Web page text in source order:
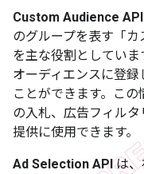
Custom Audience API
のグループを表す「
を主な役割としてい
オーディエンスに登
ことができます。こ
の入札、広告フィル
提供に使用できます。
Ad Selection APIは、